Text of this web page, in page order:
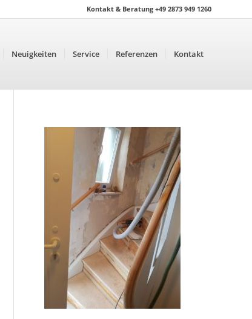
Kontakt & Beratung +49 2873 949 1260
Neuigkeiten Service Referenzen Kontakt